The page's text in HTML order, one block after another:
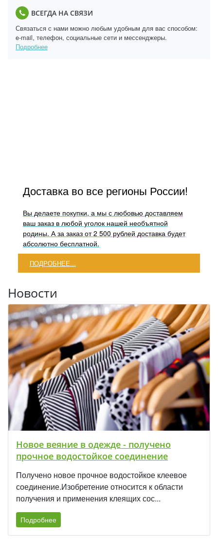
ВСЕГДА НА СВЯЗИ
Связаться с нами можно любым удобным для вас способом:
e-mail, телефон, социальные сети и мессенджеры.
Подробнее
Доставка во все регионы России!
Вы делаете покупки, а мы с любовью доставляем
ваш заказ в любой уголок нашей необъятной
родины. А за заказ от 2 500 рублей доставка будет
абсолютно бесплатной.
ПОДРОБНЕЕ...
Новости
Новое веяние в одежде - получено
прочное водостойкое соединение
Получено новое прочное водостойкое клеевое
соединение.Изобретение относится к области
получения и применения клеящих сос...
Подробнее